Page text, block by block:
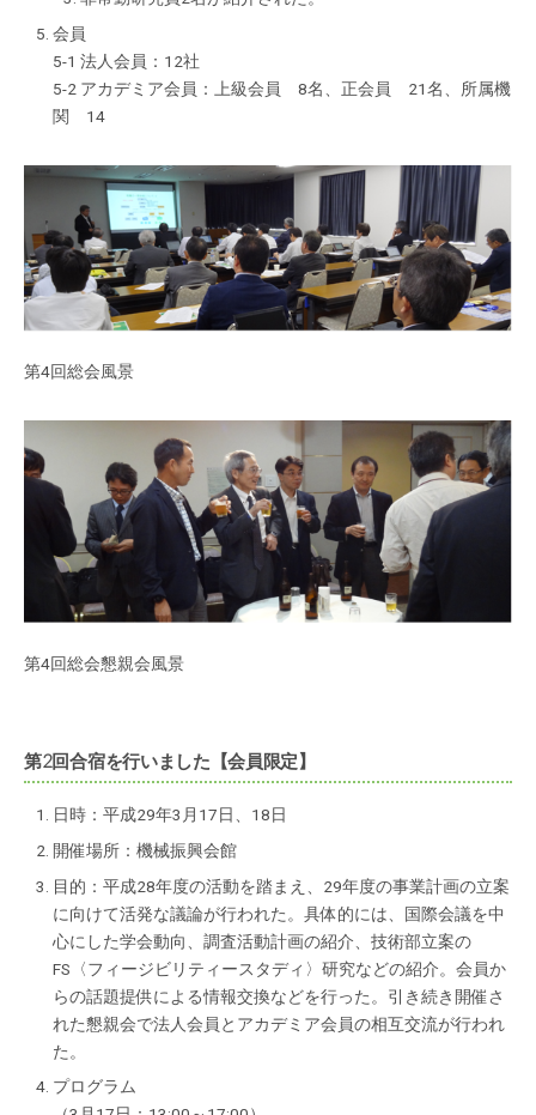
会員
5-1 法人会員：12社
5-2 アカデミア会員：上級会員 8名、正会員 21名、所属機
関 14
第4回総会風景
第4回総会懇親会風景
第2回合宿を行いました【会員限定】
日時：平成29年3月17日、18日
開催場所：機械振興会館
目的：平成28年度の活動を踏まえ、29年度の事業計画の立案
に向けて活発な議論が行われた。具体的には、国際会議を中
心にした学会動向、調査活動計画の紹介、技術部立案の
FS〈フィージビリティースタディ〉研究などの紹介。会員か
らの話題提供による情報交換などを行った。引き続き開催さ
れた懇親会で法人会員とアカデミア会員の相互交流が行われ
た。
プログラム